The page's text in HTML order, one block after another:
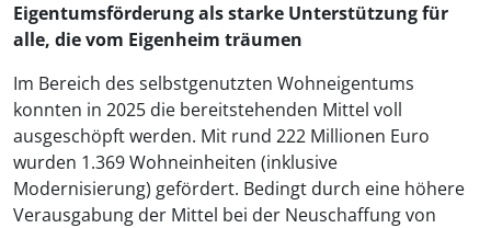
Eigentumsförderung als starke Unterstützung für
alle, die vom Eigenheim träumen
Im Bereich des selbstgenutzten Wohneigentums
konnten in 2025 die bereitstehenden Mittel voll
ausgeschöpft werden. Mit rund 222 Millionen Euro
wurden 1.369 Wohneinheiten (inklusive
Modernisierung) gefördert. Bedingt durch eine höhere
Verausgabung der Mittel bei der Neuschaffung von